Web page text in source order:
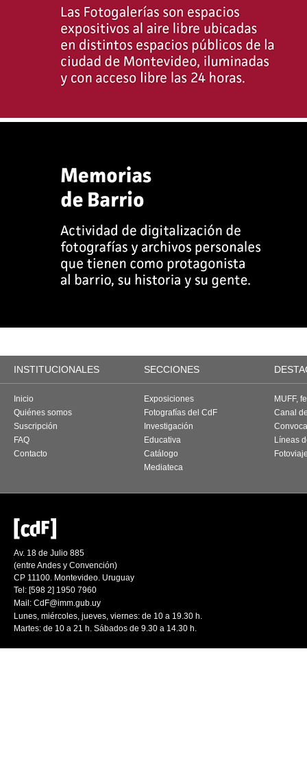
INSTITUCIONALES SECCIONES
Inicio
Quiénes somos
Suscripción
FAQ
Contacto
Exposiciones
Fotografías del CdF
Investigación
Educativa
Catálogo
Mediateca
MUFF,
Canal
Líneas
Av. 18 de Julio 885
(entre Andes y Convención)
CP 11100. Montevideo. Uruguay
Tel: [598 2] 1950 7960
Mail: CdF@imm.gub.uy
Lunes, miércoles, jueves, viernes: de 10 a 19.30 h.
Martes: de 10 a 21 h. Sábados de 9.30 a 14.30 h.